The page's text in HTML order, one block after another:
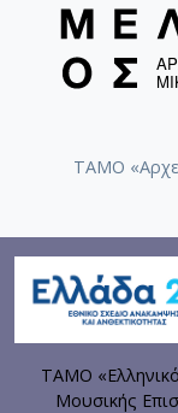
ΤΑΜΟ
ΤΑΜΟ
Μουσικής